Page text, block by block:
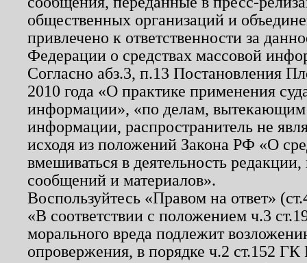
общественных организаций и
привлечено к ответственности за
Федерации о средствах массовой
Согласно абз.3, п.13 Постановления
2010 года «О практике применения
информации», «по делам, вытекающим
информации, распространитель не
исходя из положений Закона РФ «О
вмешиваться в деятельность
сообщений и материалов».
Воспользуйтесь «Правом на ответ»
«В соответствии с положением ч.3
морального вреда подлежит
опровержения, в порядке ч.2 ст.152